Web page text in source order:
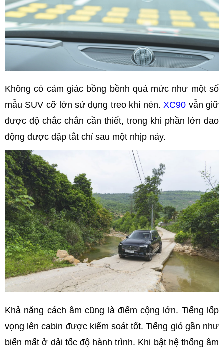
Không có cảm giác bồng bềnh quá mức như một số
mẫu SUV cỡ lớn sử dụng treo khí nén. XC90 vẫn giữ
được độ chắc chắn cần thiết, trong khi phần lớn dao
động được dập tắt chỉ sau một nhịp nảy.
Khả năng cách âm cũng là điểm cộng lớn. Tiếng lốp
vọng lên cabin được kiểm soát tốt. Tiếng gió gần như
biến mất ở dải tốc độ hành trình. Khi bật hệ thống âm